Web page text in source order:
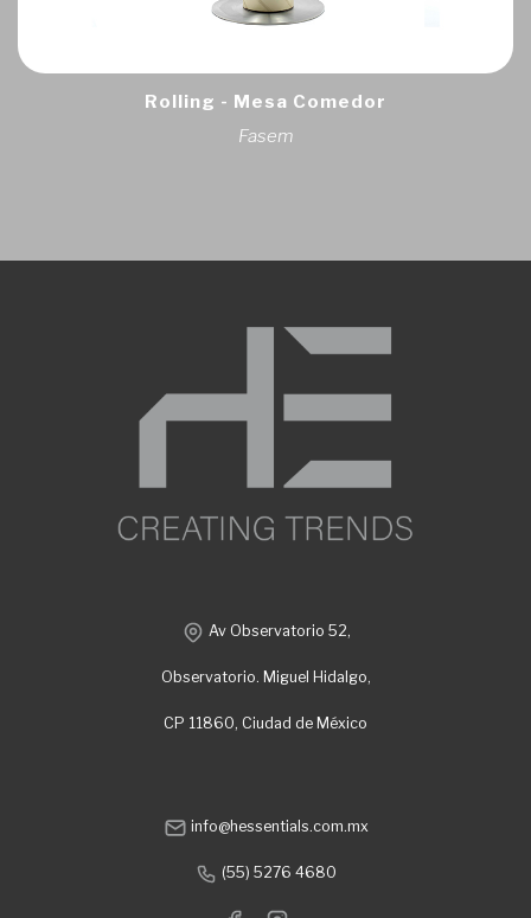
Rolling - Mesa Comedor
Fasem
Av Observatorio 52,
Observatorio. Miguel Hidalgo,
CP 11860, Ciudad de México
info@hessentials.com.mx
(55) 5276 4680